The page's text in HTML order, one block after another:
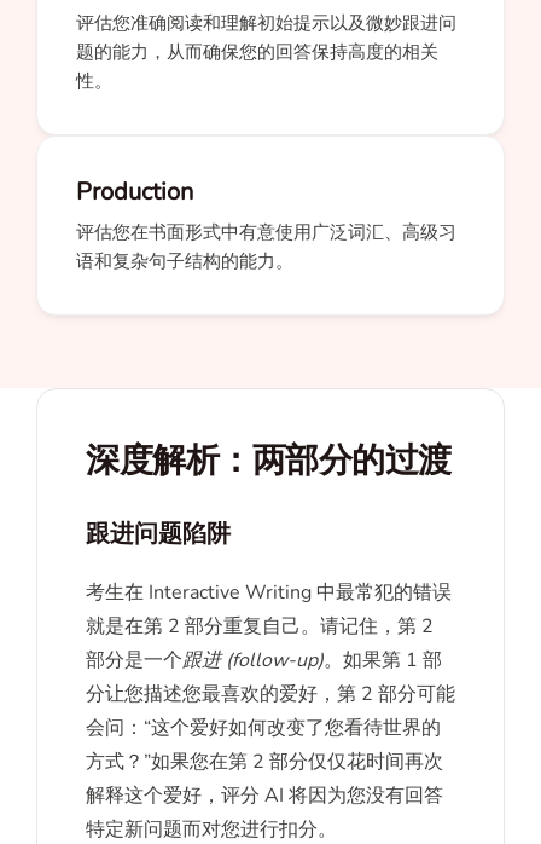
评估您准确阅读和理解初始提示以及微妙跟进问
题的能力，从而确保您的回答保持高度的相关
性。
Production
评估您在书面形式中有意使用广泛词汇、高级习
语和复杂句子结构的能力。
深度解析：两部分的过渡
跟进问题陷阱
考生在 Interactive Writing 中最常犯的错误
就是在第 2 部分重复自己。请记住，第 2
部分是一个跟进 (follow-up)。如果第 1 部
分让您描述您最喜欢的爱好，第 2 部分可能
会问：“这个爱好如何改变了您看待世界的
方式？”如果您在第 2 部分仅仅花时间再次
解释这个爱好，评分 AI 将因为您没有回答
特定新问题而对您进行扣分。